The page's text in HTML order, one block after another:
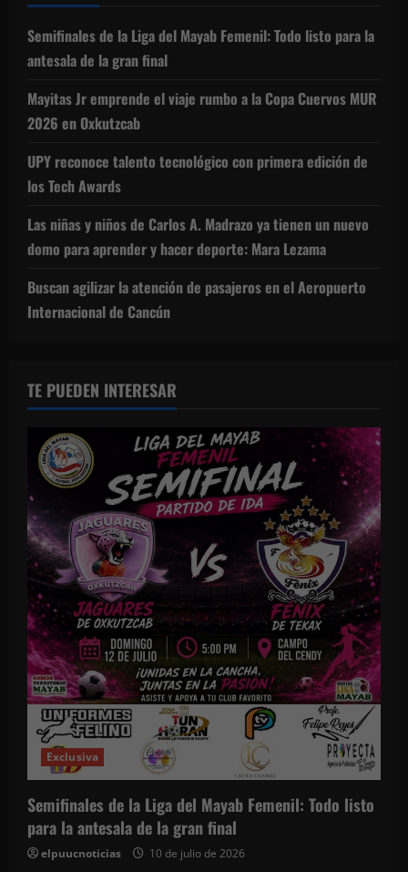
Semifinales de la Liga del Mayab Femenil: Todo listo para la
antesala de la gran final
Mayitas Jr emprende el viaje rumbo a la Copa Cuervos MUR
2026 en Oxkutzcab
UPY reconoce talento tecnológico con primera edición de
los Tech Awards
Las niñas y niños de Carlos A. Madrazo ya tienen un nuevo
domo para aprender y hacer deporte: Mara Lezama
Buscan agilizar la atención de pasajeros en el Aeropuerto
Internacional de Cancún
TE PUEDEN INTERESAR
Exclusiva
Semifinales de la Liga del Mayab Femenil: Todo listo
para la antesala de la gran final
elpuucnoticias 10 de julio de 2026